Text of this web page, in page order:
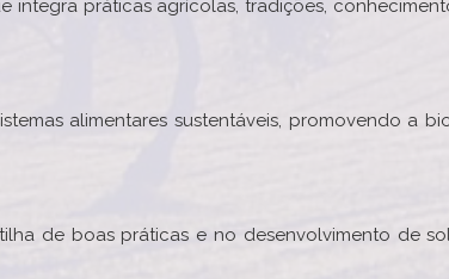
práticas agrícolas, tradições,
alimentares sustentáveis, promovendo a
de boas práticas e no desenvolvimento de